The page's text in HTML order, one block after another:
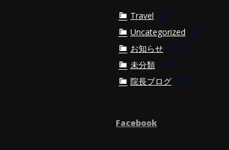
Travel (2)
Uncategorized (2)
お知らせ (112)
未分類 (39)
院長ブログ (83)
Facebook